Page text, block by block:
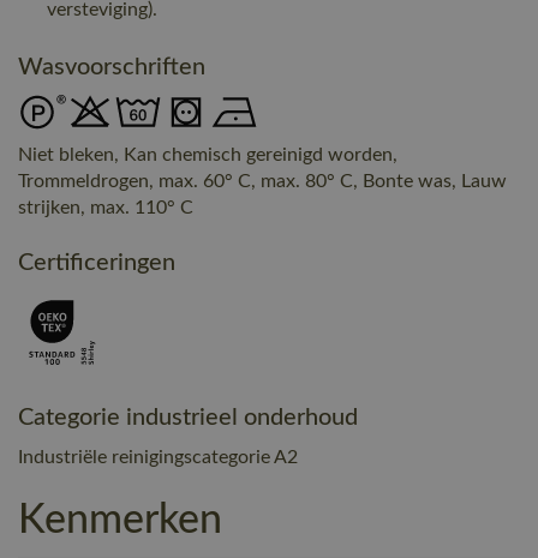
versteviging).
Wasvoorschriften
Niet bleken, Kan chemisch gereinigd worden,
Trommeldrogen, max. 60° C, max. 80° C, Bonte was, Lauw
strijken, max. 110° C
Certificeringen
Categorie industrieel onderhoud
Industriële reinigingscategorie A2
Kenmerken